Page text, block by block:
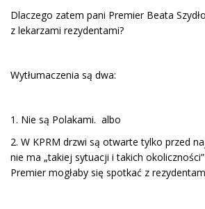
Dlaczego zatem pani Premier Beata
z lekarzami rezydentami?
Wytłumaczenia są dwa:
1. Nie są Polakami. albo
2. W KPRM drzwi są otwarte tylko przed
nie ma „takiej sytuacji i takich
Premier mogłaby się spotkać z